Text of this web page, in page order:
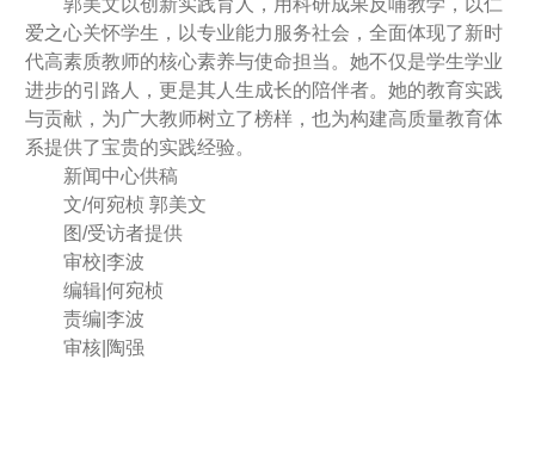
爱之心关怀学生，以专业能力服务社会，全面体现了新时
代高素质教师的核心素养与使命担当。她不仅是学生学业
进步的引路人，更是其人生成长的陪伴者。她的教育实践
与贡献，为广大教师树立了榜样，也为构建高质量教育体
系提供了宝贵的实践经验。
新闻中心供稿
文/何宛桢 郭美文
图/受访者提供
审校|李波
编辑|何宛桢
责编|李波
审核|陶强